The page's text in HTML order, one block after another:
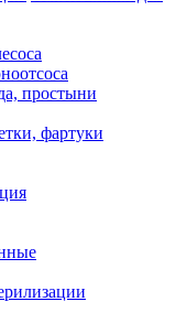
простыни
фартуки